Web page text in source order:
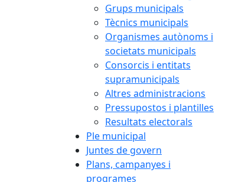
Grups municipals
Tècnics municipals
Organismes autònoms i
societats municipals
Consorcis i entitats
supramunicipals
Altres administracions
Pressupostos i plantilles
Resultats electorals
Ple municipal
Juntes de govern
Plans, campanyes i
programes